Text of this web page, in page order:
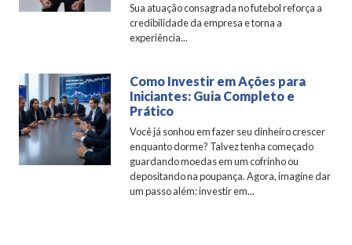
Sua atuação consagrada no futebol reforça a
credibilidade da empresa e torna a
experiência...
Como Investir em Ações para
Iniciantes: Guia Completo e
Prático
Você já sonhou em fazer seu dinheiro crescer
enquanto dorme? Talvez tenha começado
guardando moedas em um cofrinho ou
depositando na poupança. Agora, imagine dar
um passo além: investir em...